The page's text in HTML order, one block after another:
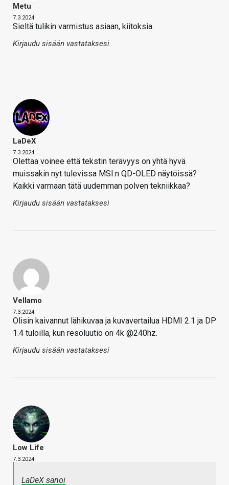
Metu
7.3.2024
Sieltä tulikin varmistus asiaan, kiitoksia.
Kirjaudu sisään vastataksesi
LaDeX
7.3.2024
Olettaa voinee että tekstin terävyys on yhtä hyvä
muissakin nyt tulevissa MSI:n QD-OLED näytöissä?
Kaikki varmaan tätä uudemman polven tekniikkaa?
Kirjaudu sisään vastataksesi
Vellamo
7.3.2024
Olisin kaivannut lähikuvaa ja kuvavertailua HDMI 2.1 ja DP
1.4 tuloilla, kun resoluutio on 4k @240hz.
Kirjaudu sisään vastataksesi
Low Life
7.3.2024
LaDeX sanoi